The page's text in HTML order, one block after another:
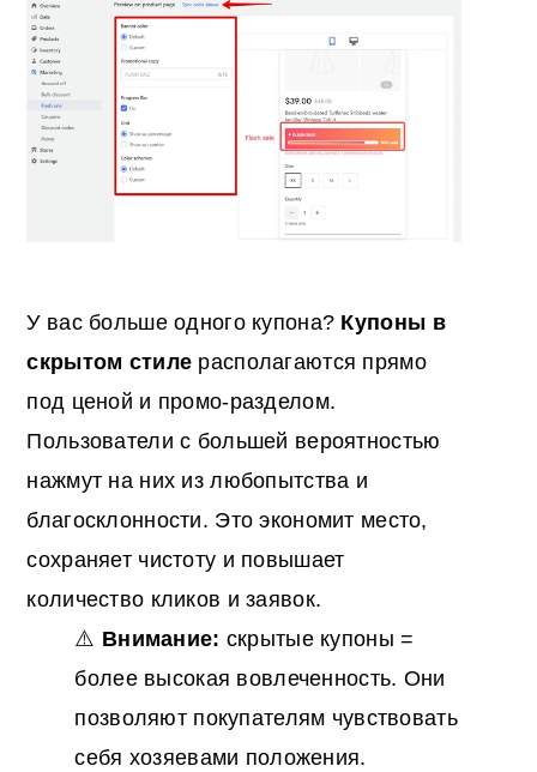
У вас больше одного купона? Купоны в
скрытом стиле располагаются прямо
под ценой и промо-разделом.
Пользователи с большей вероятностью
нажмут на них из любопытства и
благосклонности. Это экономит место,
сохраняет чистоту и повышает
количество кликов и заявок.
⚠️ Внимание: скрытые купоны =
более высокая вовлеченность. Они
позволяют покупателям чувствовать
себя хозяевами положения.